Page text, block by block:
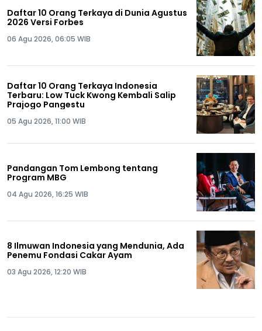
Daftar 10 Orang Terkaya di Dunia Agustus
2026 Versi Forbes
06 Agu 2026, 06:05 WIB
Daftar 10 Orang Terkaya Indonesia
Terbaru: Low Tuck Kwong Kembali Salip
Prajogo Pangestu
05 Agu 2026, 11:00 WIB
Pandangan Tom Lembong tentang
Program MBG
04 Agu 2026, 16:25 WIB
8 Ilmuwan Indonesia yang Mendunia, Ada
Penemu Fondasi Cakar Ayam
03 Agu 2026, 12:20 WIB